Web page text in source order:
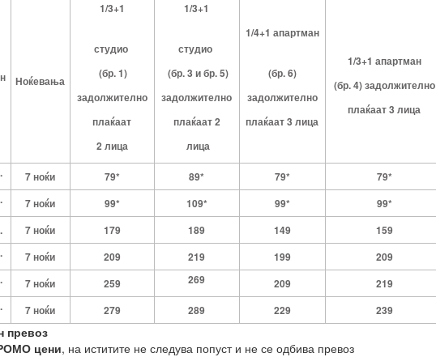
Ноќевања
1/3+1
студио
(бр.1)
задолжително
плаќаат
2 лица
1/3+1
студио
(бр. 3 ибр.5)
задолжително
плаќаат 2
лица
1/4+1 апартман
(бр.6)
задолжително
плаќаат 3 лица
1/3+1 апартман
(бр.4)задолжително
плаќаат 3 лица
. 7 ноќи 79* 89* 79* 79*
. 7 ноќи 99* 109* 99* 99*
. 7 ноќи 179 189 149 159
. 7 ноќи 209 219 199 209
. 7 ноќи 259 269 209 219
. 7 ноќи 279 289 229 239
превоз
цени, на иститите не следува попуст и не се одбива превоз